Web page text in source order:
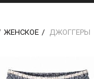
ЖЕНСКОЕ ДЖОГГЕРЫ